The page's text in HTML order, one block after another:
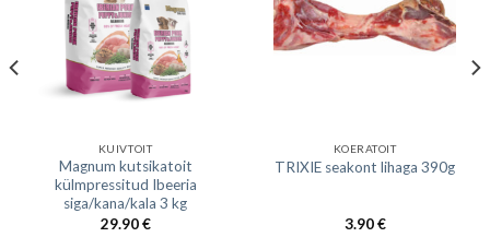
KUIVTOIT
Magnum kutsikatoit
külmpressitud Ibeeria
siga/kana/kala 3 kg
29.90€
KOERATOIT
TRIXIE seakont lihaga 390g
3.90€